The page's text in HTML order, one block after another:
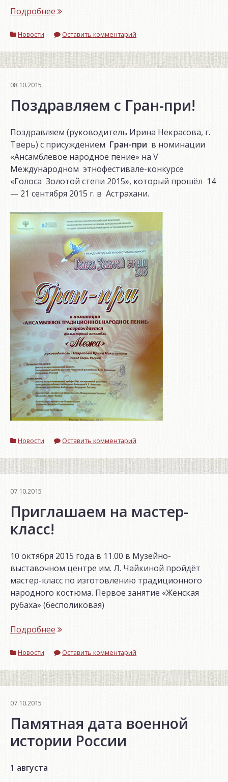
Подробнее «Памятная
военной
России»
Новости Оставить комментарий
08.10.2015
Поздравляем с Гран-при!
Поздравляем (руководитель Ирина Некрасова, г.
Тверь) с присуждением Гран-при в номинации
«Ансамблевое народное пение» на V
Международном этнофестивале-конкурсе
«Голоса Золотой степи 2015», который прошёл 14
— 21 сентября 2015 г. в Астрахани.
Новости Оставить комментарий
07.10.2015
Приглашаем на мастер-
класс!
10 октября 2015 года в 11.00 в Музейно-
выставочном центре им. Л. Чайкиной пройдёт
мастер-класс по изготовлению традиционного
народного костюма. Первое занятие «Женская
рубаха» (бесполиковая)
Подробнее «Приглашаем
мастер-
Новости Оставить комментарий
07.10.2015
Памятная дата военной
истории России
1 августа